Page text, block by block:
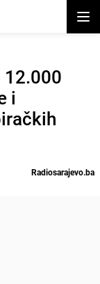
12.000
i
Radiosarajevo.ba